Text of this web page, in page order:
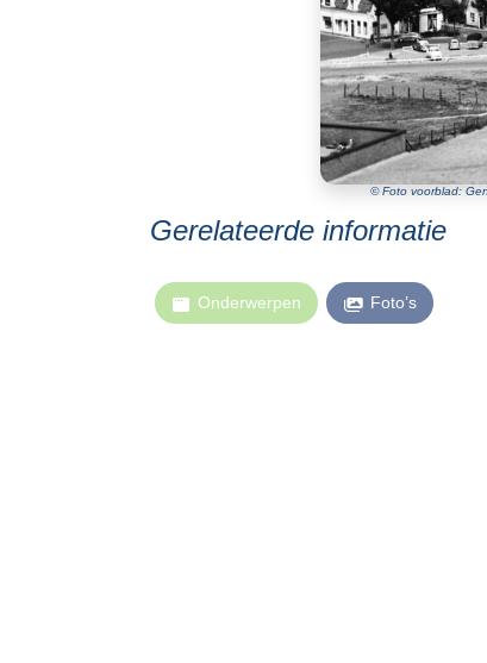
© Foto voorblad:
Gerelateerde informatie
Onderwerpen Foto’s